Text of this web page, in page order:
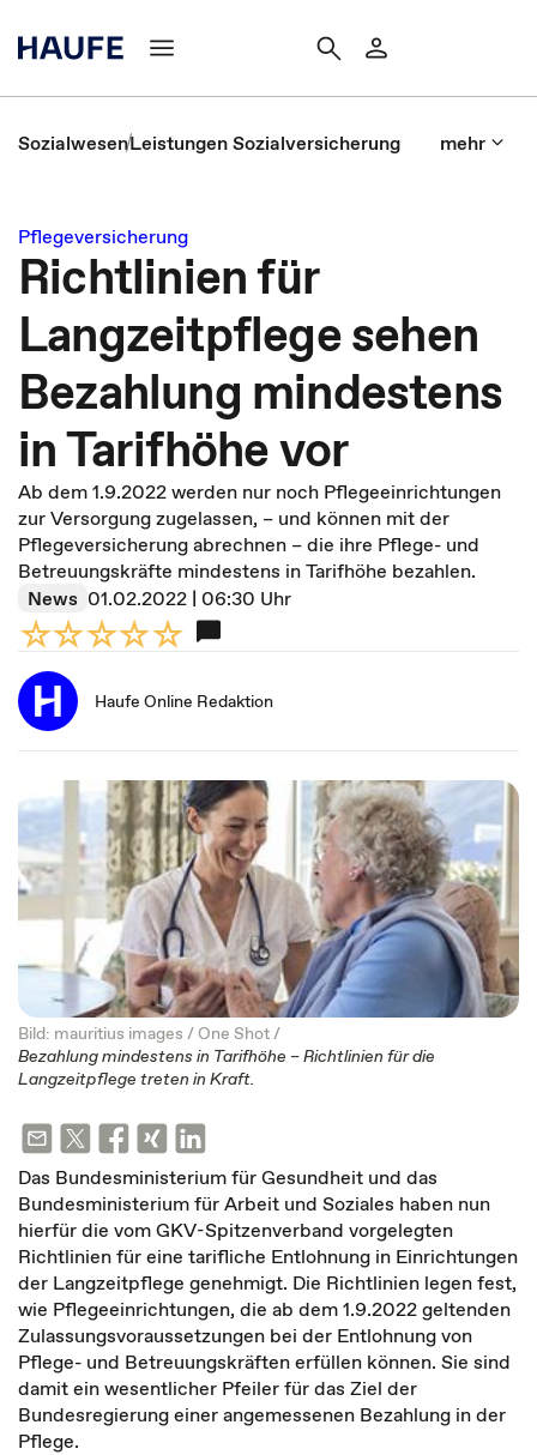
SozialwesenLeistungen Sozialversicherung mehr
Pflegeversicherung
Richtlinien für
Langzeitpflege sehen
Bezahlung mindestens
in Tarifhöhe vor
Ab dem 1.9.2022 werden nur noch Pflegeeinrichtungen
zur Versorgung zugelassen, – und können mit der
Pflegeversicherung abrechnen – die ihre Pflege- und
Betreuungskräfte mindestens in Tarifhöhe bezahlen.
News 01.02.2022 | 06:30 Uhr
Haufe Online Redaktion
Bild: mauritius images / One Shot /
Bezahlung mindestens in Tarifhöhe – Richtlinien für die
Langzeitpflege treten in Kraft.
Das Bundesministerium für Gesundheit und das
Bundesministerium für Arbeit und Soziales haben nun
hierfür die vom GKV-Spitzenverband vorgelegten
Richtlinien für eine tarifliche Entlohnung in Einrichtungen
der Langzeitpflege genehmigt. Die Richtlinien legen fest,
wie Pflegeeinrichtungen, die ab dem 1.9.2022 geltenden
Zulassungsvoraussetzungen bei der Entlohnung von
Pflege- und Betreuungskräften erfüllen können. Sie sind
damit ein wesentlicher Pfeiler für das Ziel der
Bundesregierung einer angemessenen Bezahlung in der
Pflege.